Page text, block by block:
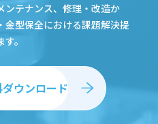
ンテナンス、修理・改造か
金型保全における課題解決提
。
ウンロード